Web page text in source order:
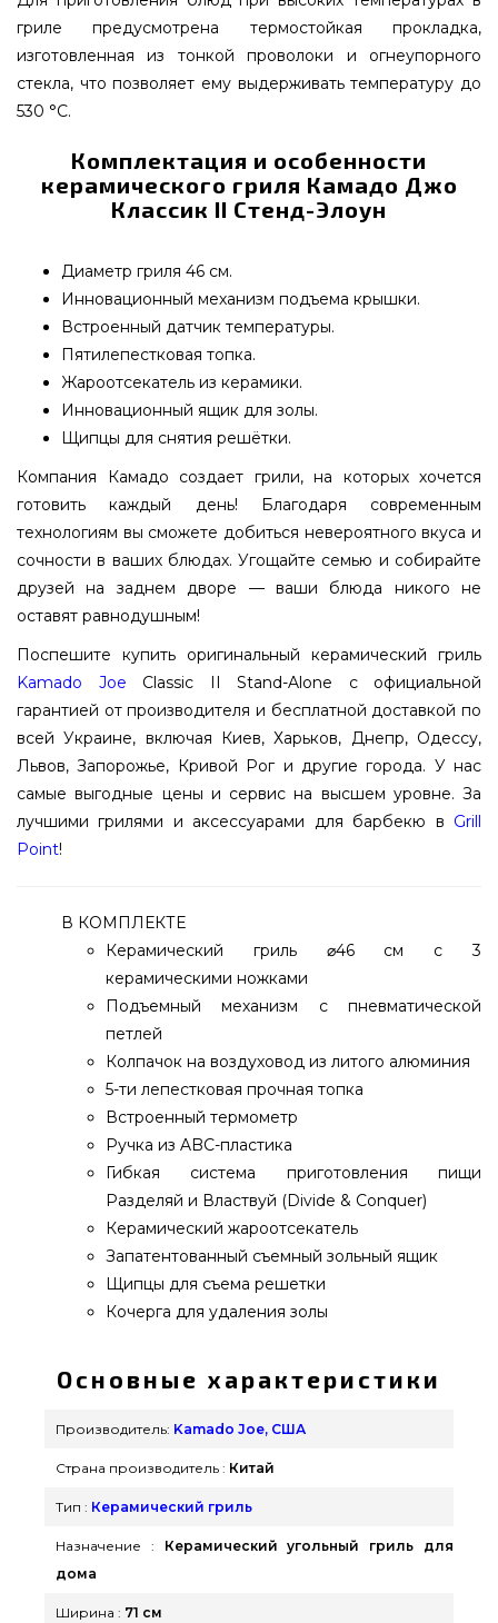
гриле предусмотрена термостойкая прокладка,
изготовленная из тонкой проволоки и огнеупорного
стекла, что позволяет ему выдерживать температуру до
530 °С.
Комплектация и особенности
керамического гриля Камадо Джо
Классик II Стенд-Элоун
Диаметр гриля 46 см.
Инновационный механизм подъема крышки.
Встроенный датчик температуры.
Пятилепестковая топка.
Жароотсекатель из керамики.
Инновационный ящик для золы.
Щипцы для снятия решётки.
Компания Камадо создает грили, на которых хочется
готовить каждый день! Благодаря современным
технологиям вы сможете добиться невероятного вкуса и
сочности в ваших блюдах. Угощайте семью и собирайте
друзей на заднем дворе — ваши блюда никого не
оставят равнодушным!
Поспешите купить оригинальный керамический гриль
Kamado Joe Classic II Stand-Alone с официальной
гарантией от производителя и бесплатной доставкой по
всей Украине, включая Киев, Харьков, Днепр, Одессу,
Львов, Запорожье, Кривой Рог и другие города. У нас
самые выгодные цены и сервис на высшем уровне. За
лучшими грилями и аксессуарами для барбекю в Grill
Point!
В КОМПЛЕКТЕ
Керамический гриль ⌀46 см с 3
керамическими ножками
Подъемный механизм с пневматической
петлей
Колпачок на воздуховод из литого алюминия
5-ти лепестковая прочная топка
Встроенный термометр
Ручка из ABC-пластика
Гибкая система приготовления пищи
Разделяй и Властвуй (Divide & Conquer)
Керамический жароотсекатель
Запатентованный съемный зольный ящик
Щипцы для съема решетки
Кочерга для удаления золы
Основные характеристики
Производитель: Kamado Joe, США
Страна производитель : Китай
Тип : Керамический гриль
Назначение :
Керамический угольный гриль для
дома
Ширина : 71 см